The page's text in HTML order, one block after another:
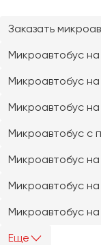
Заказать
Микроавтобус
Микроавтобус
Микроавтобус на
Микроавтобус с
Микроавтобус на
Микроавтобус на
Микроавтобус
Еще
Хабаровск
Чебоксары
Челябинск
Якутск
Ярославль